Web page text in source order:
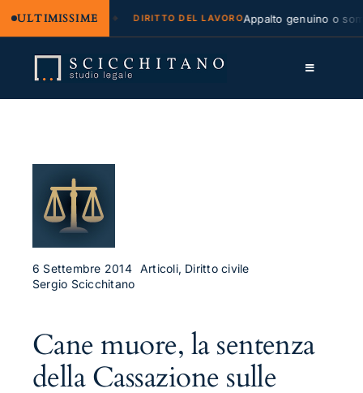
ULTIMISSIME
e regresso DIRITTO DEL LAVOROAppalto genuino o
contenuto
Toggle
Approfondimenti
Contatti
6 Settembre 2014 Articoli, Diritto civile
Sergio Scicchitano
Cane muore, la sentenza
della Cassazione sulle